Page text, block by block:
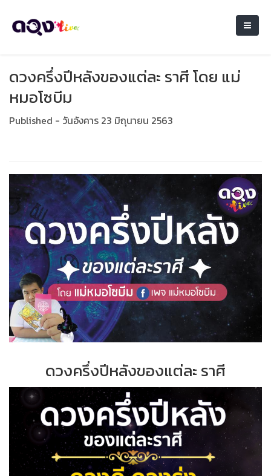
ดวงครึ่งปีหลังของแต่ละ ราศี โดย แม่
หมอโซบีม
Published - วันอังคาร 23 มิถุนายน 2563
ดวงครึ่งปีหลังของแต่ละ ราศี